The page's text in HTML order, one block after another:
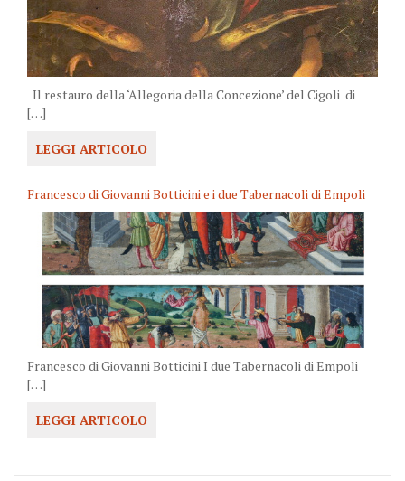
Il restauro della ‘Allegoria della Concezione’ del Cigoli di
[…]
LEGGI ARTICOLO
Francesco di Giovanni Botticini e i due Tabernacoli di Empoli
Francesco di Giovanni Botticini I due Tabernacoli di Empoli
[…]
LEGGI ARTICOLO